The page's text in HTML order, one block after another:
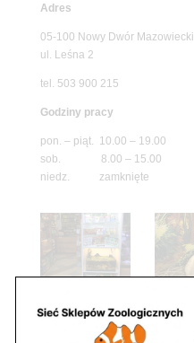
Adres
05-100 Nowy Dwór Mazowiecki
ul. Leśna 2
tel. 503 900 215
Godziny pracy
pon. – piąt. 10.00 – 19.00
sob. 8.00 – 15.00
niedz. zamknięte